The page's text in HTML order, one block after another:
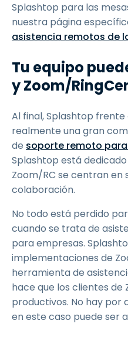
Splashtop para las
nuestra página
asistencia remotos de
Tu equipo
y Zoom/
Al final, Splashtop frente
realmente una gran
de soporte remoto
Splashtop está
Zoom/RC se centran en
colaboración.
No todo está perdido
cuando se trata de
para empresas.
implementaciones de
herramienta de
hace que los clientes de
productivos. No hay por
en este caso puede ser